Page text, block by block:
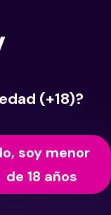
(+18)?
soy menor
de 18 años